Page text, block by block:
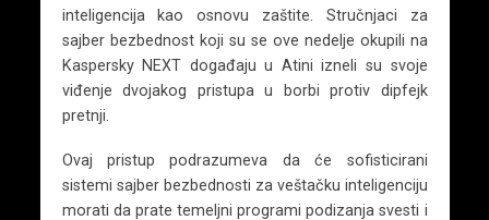
inteligencija kao osnovu zaštite. Stručnjaci za
sajber bezbednost koji su se ove nedelje okupili na
Kaspersky NEXT događaju u Atini izneli su svoje
viđenje dvojakog pristupa u borbi protiv dipfejk
pretnji.
Ovaj pristup podrazumeva da će sofisticirani
sistemi sajber bezbednosti za veštačku inteligenciju
morati da prate temeljni programi podizanja svesti i